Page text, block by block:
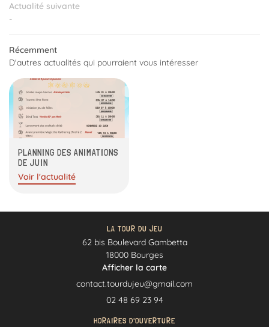
Bar à jeux
Boutique
Univers
carte
En image
Actualités
REJOIGNEZ-
Actualité suivante
-
Récemment
D'autres actualités qui pourraient vous intéresser
PLANNING DES ANIMATIONS
DE JUIN
Voir l'actualité
LA TOUR DU JEU
62 bis Boulevard Gambetta
18000 Bourges
Afficher la carte
02 48 69 23 94
HORAIRES D'OUVERTURE